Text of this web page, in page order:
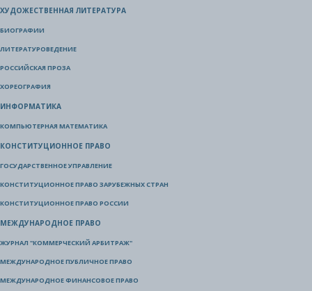
ХУДОЖЕСТВЕННАЯ ЛИТЕРАТУРА
БИОГРАФИИ
ЛИТЕРАТУРОВЕДЕНИЕ
РОССИЙСКАЯ ПРОЗА
ХОРЕОГРАФИЯ
ИНФОРМАТИКА
КОМПЬЮТЕРНАЯ МАТЕМАТИКА
КОНСТИТУЦИОННОЕ ПРАВО
ГОСУДАРСТВЕННОЕ УПРАВЛЕНИЕ
КОНСТИТУЦИОННОЕ ПРАВО ЗАРУБЕЖНЫХ СТРАН
КОНСТИТУЦИОННОЕ ПРАВО РОССИИ
МЕЖДУНАРОДНОЕ ПРАВО
ЖУРНАЛ "КОММЕРЧЕСКИЙ АРБИТРАЖ"
МЕЖДУНАРОДНОЕ ПУБЛИЧНОЕ ПРАВО
МЕЖДУНАРОДНОЕ ФИНАНСОВОЕ ПРАВО